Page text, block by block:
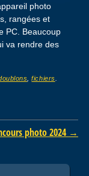
photo
rangées et
PC. Beaucoup
va rendre des
,fichiers.
photo 2024 →